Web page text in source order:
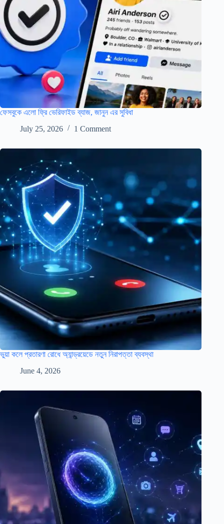
ফেসবুকে এলো ফ্রি ভেরিফাইড ব্যাজ, জানুন এর সুবিধা
July 25, 2026
1 Comment
ভুয়া কলে প্রতারণা রোধে অ্যান্ড্রয়েডে নতুন নিরাপত্তা ব্যবস্থা
June 4, 2026